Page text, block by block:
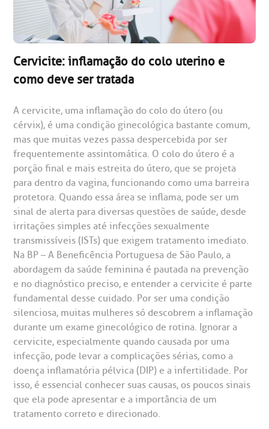
de consultas e exames
in antecipado
de exames
de Exames
SAC
A BP conta com você para melhorar sempre a qualidade do
atendimento e dos serviços prestados.
A Ouvidoria e SAC são canais para você, cliente da BP, tirar
suas dúvidas, registrar suas reclamações ou fazer elogios
relacionados ao nosso atendimento e aos nossos serviços.
Horário de atendimento: 2ª a 6ª feira das 7h às 18h
(11) 3505-1000
ouvidoria@bp.org.br
Fale Conosco
Hospital BP
Saiba mais
Endereço:
Rua Maestro Cardim, 769
CEP: 01323-001 | Bela Vista
São Paulo - SP
BP Mirante
e Pesquisa
do médico
de conduta
Financeiras
social da BP
corporativa
social
Telemedicina BP
Teleinterconsulta
Centro de Doenças Autoimunes
de atendimento
de Infarto SUS
de Visita
socorro
de cópia de prontuário médico
de orçamento particular
de veracidade de atestado
atendimento
de Oncologia e Hematologia
de Excelência em Neurologia e
de Excelência em Ortopedia
especialidades
Cervicite: inflamação do colo uterino e
como deve ser tratada
A cervicite, uma inflamação do colo do útero (ou
cérvix), é uma condição ginecológica bastante comum,
mas que muitas vezes passa despercebida por ser
frequentemente assintomática. O colo do útero é a
porção final e mais estreita do útero, que se projeta
para dentro da vagina, funcionando como uma barreira
protetora. Quando essa área se inflama, pode ser um
sinal de alerta para diversas questões de saúde, desde
irritações simples até infecções sexualmente
transmissíveis (ISTs) que exigem tratamento imediato.
Na BP – A Beneficência Portuguesa de São Paulo, a
abordagem da saúde feminina é pautada na prevenção
e no diagnóstico preciso, e entender a cervicite é parte
fundamental desse cuidado. Por ser uma condição
silenciosa, muitas mulheres só descobrem a inflamação
durante um exame ginecológico de rotina. Ignorar a
cervicite, especialmente quando causada por uma
infecção, pode levar a complicações sérias, como a
doença inflamatória pélvica (DIP) e a infertilidade. Por
isso, é essencial conhecer suas causas, os poucos sinais
que ela pode apresentar e a importância de um
tratamento correto e direcionado.